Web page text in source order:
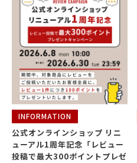
INFORMATION
公式オンラインショップ リニ
ューアル1周年記念「レビュー
投稿で最大300ポイントプレゼ